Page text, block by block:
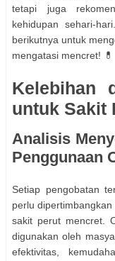
tetapi juga
kehidupan sehari-
berikutnya untuk
mengatasi mencret! 💊
Kelebihan
untuk Sakit
Analisis
Penggunaan
Setiap pengobatan
perlu
sakit perut mencret.
digunakan oleh
efektivitas,